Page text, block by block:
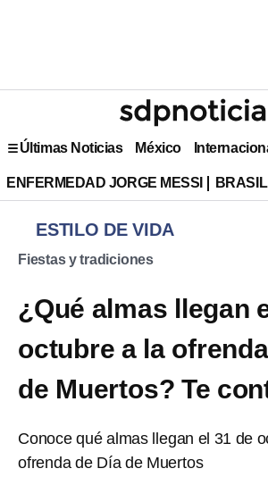
Últimas Noticias México
ENFERMEDAD JORGE MESSI
ESTILO DE VIDA
Fiestas y tradiciones
¿Qué almas llegan
octubre a la
de Muertos? Te
Conoce qué almas llegan el 31 de
ofrenda de Día de Muertos